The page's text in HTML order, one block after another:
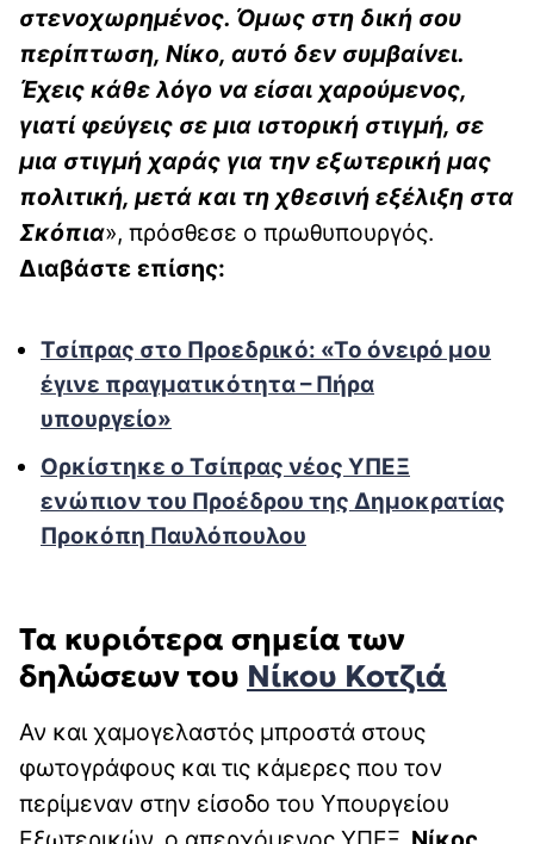
στενοχωρημένος. Όμως στη δική σου
περίπτωση, Νίκο, αυτό δεν συμβαίνει.
Έχεις κάθε λόγο να είσαι χαρούμενος,
γιατί φεύγεις σε μια ιστορική στιγμή, σε
μια στιγμή χαράς για την εξωτερική μας
πολιτική, μετά και τη χθεσινή εξέλιξη στα
Σκόπια», πρόσθεσε ο πρωθυπουργός.
Διαβάστε επίσης:
Τσίπρας στο Προεδρικό: «Το όνειρό μου
έγινε πραγματικότητα – Πήρα
υπουργείο»
Ορκίστηκε ο Τσίπρας νέος ΥΠΕΞ
ενώπιον του Προέδρου της Δημοκρατίας
Προκόπη Παυλόπουλου
Τα κυριότερα σημεία των
δηλώσεων του Νίκου Κοτζιά
Αν και χαμογελαστός μπροστά στους
φωτογράφους και τις κάμερες που τον
περίμεναν στην είσοδο του Υπουργείου